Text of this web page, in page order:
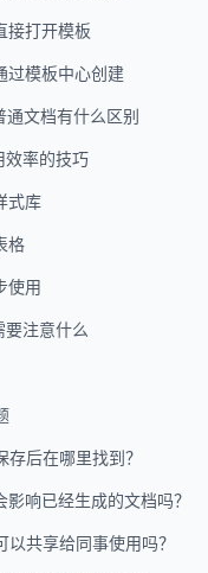
接打开模板
过模板中心创建
通文档有什么区别
效率的技巧
式库
格
使用
注意什么
存后在哪里找到？
影响已经生成的文档吗？
以共享给同事使用吗？